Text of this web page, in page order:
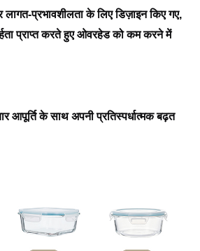
लागत-प्रभावशीलता के लिए डिज़ाइन किए गए,
प्राप्त करते हुए ओवरहेड को कम करने में
आपूर्ति के साथ अपनी प्रतिस्पर्धात्मक बढ़त